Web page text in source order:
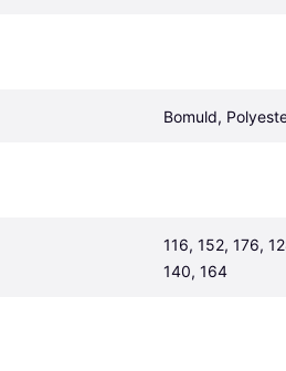
Bomuld,
116, 152, 176,
140, 164